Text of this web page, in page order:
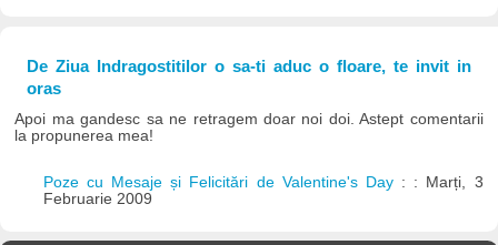
De Ziua Indragostitilor o sa-ti aduc o floare, te invit in
oras
Apoi ma gandesc sa ne retragem doar noi doi. Astept comentarii
la propunerea mea!
Poze cu Mesaje și Felicitări de Valentine's Day : : Marți, 3
Februarie 2009